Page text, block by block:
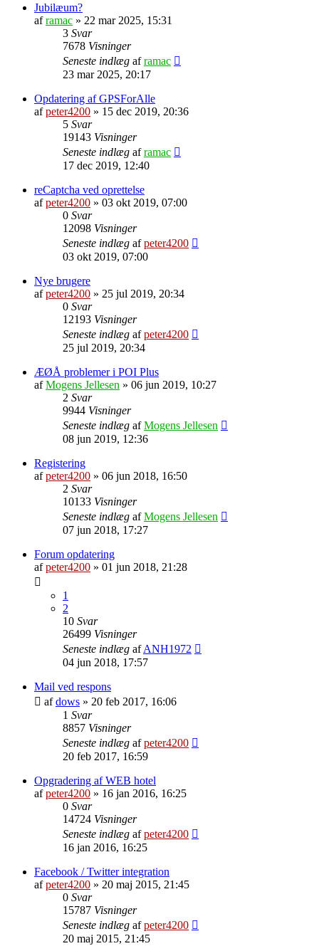
Jubilæum?
aframac » 22 mar 2025, 15:31
3 Svar
7678 Visninger
Seneste indlæg aframac
23 mar 2025, 20:17
Opdatering af GPSForAlle
afpeter4200 » 15 dec 2019, 20:36
5 Svar
19143 Visninger
Seneste indlæg aframac
17 dec 2019, 12:40
reCaptcha ved oprettelse
afpeter4200 » 03 okt 2019, 07:00
0 Svar
12098 Visninger
Seneste indlæg afpeter4200
03 okt 2019, 07:00
Nye brugere
afpeter4200 » 25 jul 2019, 20:34
0 Svar
12193 Visninger
Seneste indlæg afpeter4200
25 jul 2019, 20:34
ÆØÅ problemer i POI Plus
afMogens Jellesen » 06 jun 2019, 10:27
2 Svar
9944 Visninger
Seneste indlæg afMogens Jellesen
08 jun 2019, 12:36
Registering
afpeter4200 » 06 jun 2018, 16:50
2 Svar
10133 Visninger
Seneste indlæg afMogens Jellesen
07 jun 2018, 17:27
Forum opdatering
afpeter4200 » 01 jun 2018, 21:28
1
2
10 Svar
26499 Visninger
Seneste indlæg afANH1972
04 jun 2018, 17:57
Mail ved respons
afdows » 20 feb 2017, 16:06
1 Svar
8857 Visninger
Seneste indlæg afpeter4200
20 feb 2017, 16:59
Opgradering af WEB hotel
afpeter4200 » 16 jan 2016, 16:25
0 Svar
14724 Visninger
Seneste indlæg afpeter4200
16 jan 2016, 16:25
Facebook / Twitter integration
afpeter4200 » 20 maj 2015, 21:45
0 Svar
15787 Visninger
Seneste indlæg afpeter4200
20 maj 2015, 21:45